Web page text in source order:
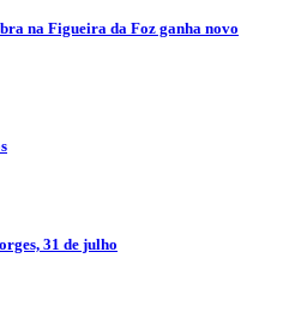
na Figueira da Foz ganha novo
31 de julho